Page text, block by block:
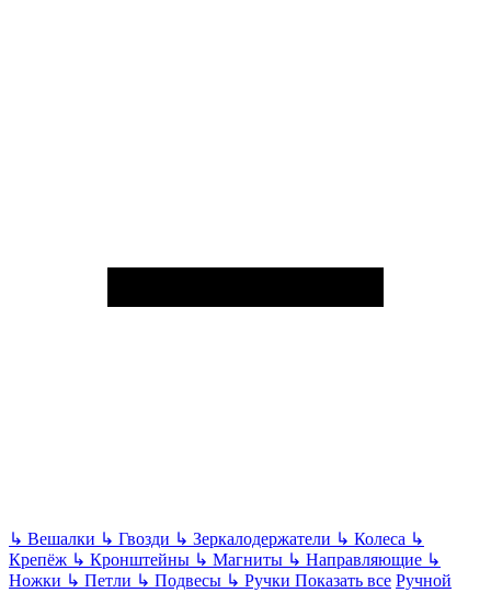
↳ Вешалки ↳ Гвозди ↳ Зеркалодержатели ↳ Колеса ↳
Крепёж ↳ Кронштейны ↳ Магниты ↳ Направляющие ↳
Ножки ↳ Петли ↳ Подвесы ↳ Ручки Показать все Ручной